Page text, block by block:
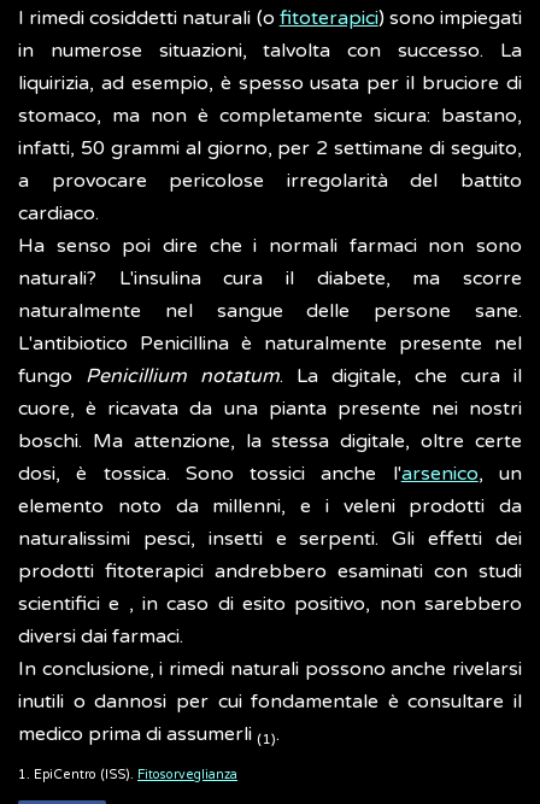
I rimedi cosiddetti naturali (o fitoterapici) sono impiegati
in numerose situazioni, talvolta con successo. La
liquirizia, ad esempio, è spesso usata per il bruciore di
stomaco, ma non è completamente sicura: bastano,
infatti, 50 grammi al giorno, per 2 settimane di seguito,
a provocare pericolose irregolarità del battito
cardiaco.
Ha senso poi dire che i normali farmaci non sono
naturali? L'insulina cura il diabete, ma scorre
naturalmente nel sangue delle persone sane.
L'antibiotico Penicillina è naturalmente presente nel
fungo Penicillium notatum. La digitale, che cura il
cuore, è ricavata da una pianta presente nei nostri
boschi. Ma attenzione, la stessa digitale, oltre certe
dosi, è tossica. Sono tossici anche l'arsenico, un
elemento noto da millenni, e i veleni prodotti da
naturalissimi pesci, insetti e serpenti. Gli effetti dei
prodotti fitoterapici andrebbero esaminati con studi
scientifici e , in caso di esito positivo, non sarebbero
diversi dai farmaci.
In conclusione, i rimedi naturali possono anche rivelarsi
inutili o dannosi per cui fondamentale è consultare il
medico prima di assumerli (1).
1. EpiCentro (ISS). Fitosorveglianza